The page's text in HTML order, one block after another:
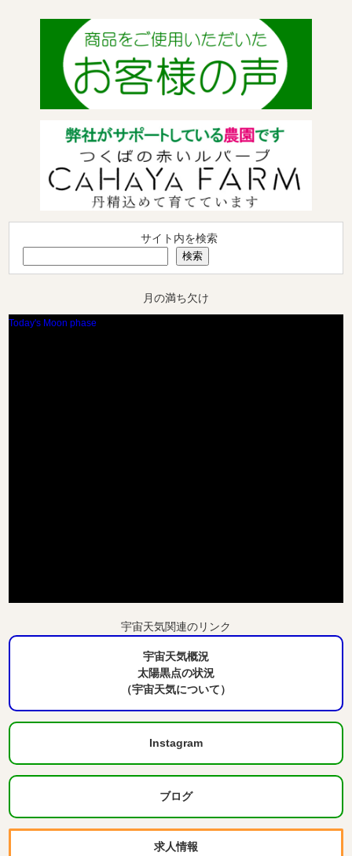
サイト内を検索
検索
月の満ち欠け
Today's Moon phase
宇宙天気関連のリンク
宇宙天気概況
太陽黒点の状況
（宇宙天気について）
Instagram
ブログ
求人情報